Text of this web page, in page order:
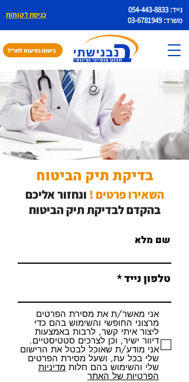
כניסת לקוחות נייד:054-443-8833
משרד:03-6781949
ביטוח נסיעות לחו"ל
בדיקת תיק הביטוח
השאירו פרטים ! ונחזור אליכם
בהקדם לבדיקת תיק הביטוח
שם מלא
טלפון נייד
אני מאשר/ת את מסירת הפרטים
מרצוני החופשי והשימוש בהם כדי
ליצור איתי קשר, לרבות באמצעות
דיוור ישיר, וכן לצרכים סטטיסטיים.
אני מודע/ת שאוכל לבטל את הרישום
שלי בכל עת, ושעל מסירת הפרטים
שלי והשימוש בהם חלות מדיניות
הפרטיות של האתר